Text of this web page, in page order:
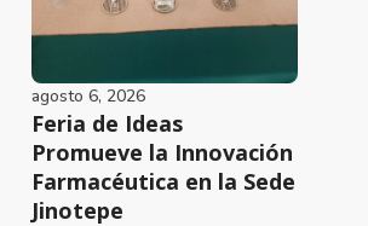
agosto 6, 2026
Feria de Ideas
Promueve la Innovación
Farmacéutica en la Sede
Jinotepe